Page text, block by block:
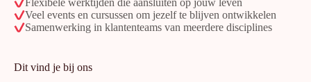
Flexibele werktijden die aansluiten op jouw leven
Veel events en cursussen om jezelf te blijven ontwikkelen
Samenwerking in klantenteams van meerdere disciplines
Dit vind je bij ons